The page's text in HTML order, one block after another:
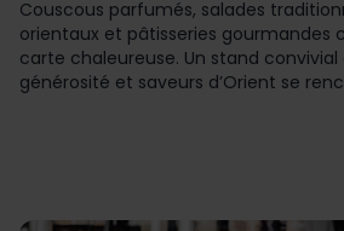
Couscous parfumés, salades
orientaux et pâtisseries gourmandes
carte chaleureuse. Un stand convivial
générosité et saveurs d’Orient se